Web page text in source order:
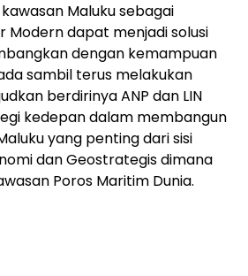
Maluku sebagai
Modern dapat menjadi solusi
dengan kemampuan
sambil terus melakukan
berdirinya ANP dan LIN
kedepan dalam membangun
yang penting dari sisi
dan Geostrategis dimana
Poros Maritim Dunia.